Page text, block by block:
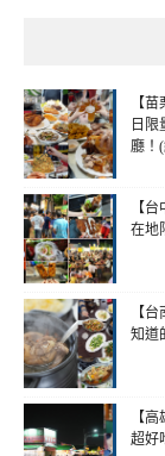
【
日
廳！
【
在地
【
知道
【
超好